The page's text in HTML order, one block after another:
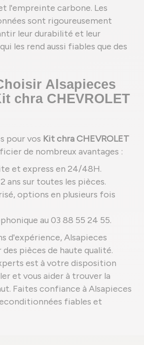
l'empreinte carbone. Les
sont rigoureusement
leur durabilité et leur
les rend aussi fiables que des
Alsapieces
chra CHEVROLET
pour vos Kit chra CHEVROLET
de nombreux avantages :
et express en 24/48H.
ans sur toutes les pièces.
options en plusieurs fois
au 03 88 55 24 55.
d'expérience, Alsapieces
pièces de haute qualité.
est à votre disposition
et vous aider à trouver la
Faites confiance à Alsapieces
fiables et